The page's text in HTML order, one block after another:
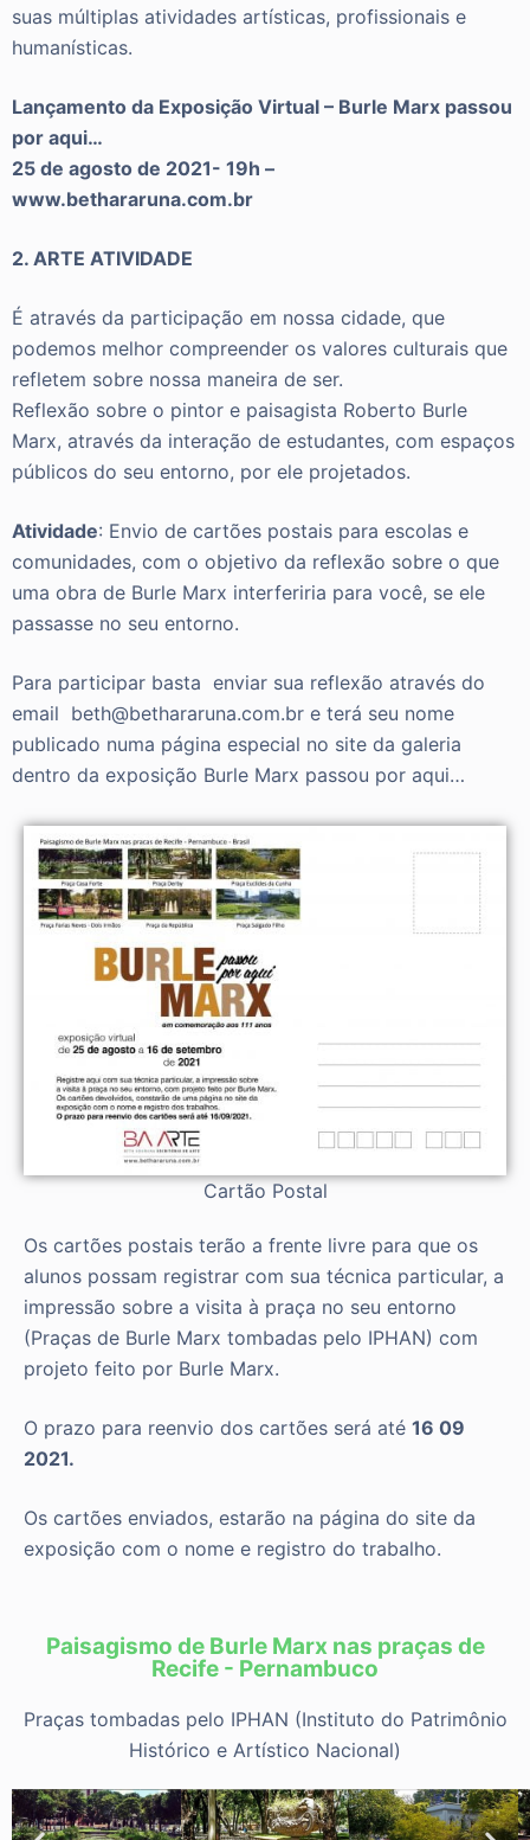
suas múltiplas atividades artísticas, profissionais e
humanísticas.
Lançamento da Exposição Virtual – Burle Marx passou
por aqui…
25 de agosto de 2021- 19h –
www.bethararuna.com.br
2. ARTE ATIVIDADE
É através da participação em nossa cidade, que
podemos melhor compreender os valores culturais que
refletem sobre nossa maneira de ser.
Reflexão sobre o pintor e paisagista Roberto Burle
Marx, através da interação de estudantes, com espaços
públicos do seu entorno, por ele projetados.
Atividade: Envio de cartões postais para escolas e
comunidades, com o objetivo da reflexão sobre o que
uma obra de Burle Marx interferiria para você, se ele
passasse no seu entorno.
Para participar basta enviar sua reflexão através do
email beth@bethararuna.com.br e terá seu nome
publicado numa página especial no site da galeria
dentro da exposição Burle Marx passou por aqui…
Cartão Postal
Os cartões postais terão a frente livre para que os
alunos possam registrar com sua técnica particular, a
impressão sobre a visita à praça no seu entorno
(Praças de Burle Marx tombadas pelo IPHAN) com
projeto feito por Burle Marx.
O prazo para reenvio dos cartões será até 16 09
2021.
Os cartões enviados, estarão na página do site da
exposição com o nome e registro do trabalho.
Paisagismo de Burle Marx nas praças de
Recife - Pernambuco
Praças tombadas pelo IPHAN (Instituto do Patrimônio
Histórico e Artístico Nacional)